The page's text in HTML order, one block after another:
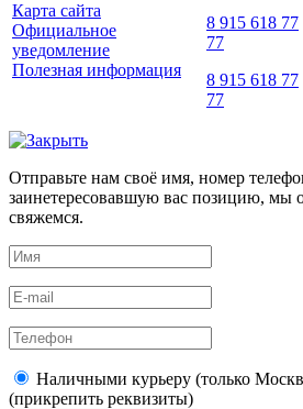
Карта сайта
Официальное
уведомление
Полезная информация
8 915 618 77
77
8 915 618 77
77
Отправьте нам своё имя, номер
заинетересовавшую вас позицию, мы
свяжемся.
Наличными курьеру (только
(прикрепить реквизиты)